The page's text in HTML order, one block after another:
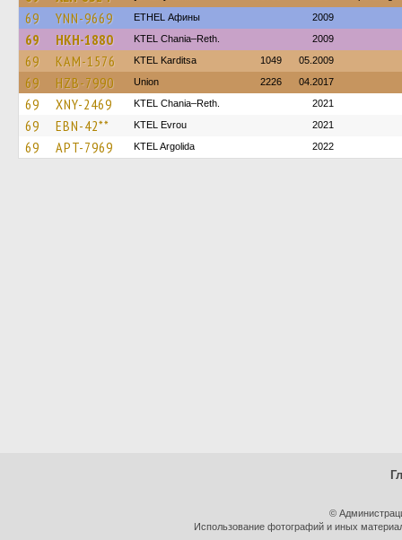
69 YNN-9669 ETHEL Афины 2009
69 HKH-1880 KTEL Chania–Reth. 2009
69 KAM-1576 ΚΤΕL Karditsa 1049 05.2009
69 HZB-7990 Union 2226 04.2017
69 XNY-2469 KTEL Chania–Reth. 2021
69 EBN-42** KTEL Evrou 2021
69 APT-7969 KTEL Argolida 2022
©
Использование фотографий и иных